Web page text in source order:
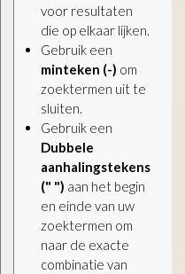
voor resultaten
die op elkaar lijken.
Gebruik een
minteken (-) om
zoektermen uit te
sluiten.
Gebruik een
Dubbele
aanhalingstekens
(" ") aan het begin
en einde van uw
zoektermen om
naar de exacte
combinatie van